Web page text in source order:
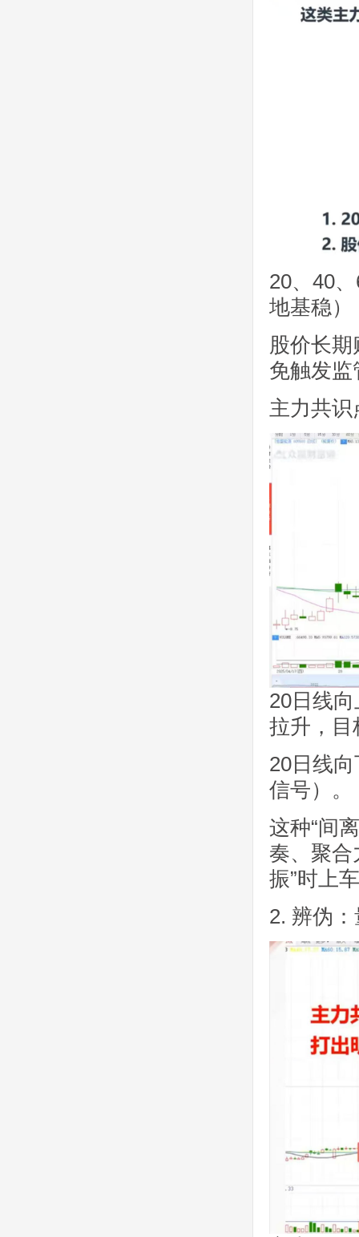
20、40
地基稳）
股价长
免触发监
主力共
20日线
拉升，目
20日线
信号）。
这种“间
奏、聚
振”时上
2. 辨伪